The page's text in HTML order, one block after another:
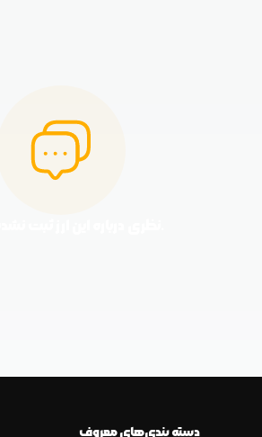
دسته بندی‌های معروف